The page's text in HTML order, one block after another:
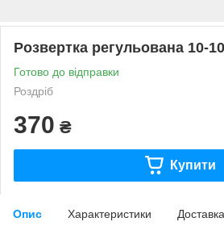
Розвертка регульована 10-
Готово до відправки
Роздріб
370 ₴
Купити
Опис Характеристики Доставка